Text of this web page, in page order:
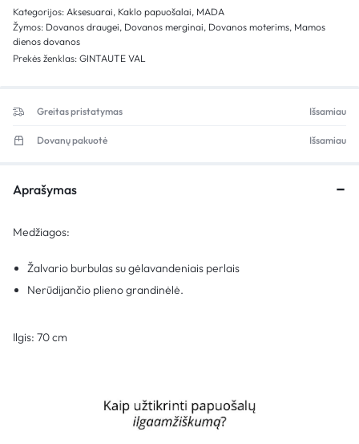
Kategorijos: Aksesuarai, Kaklo papuošalai, MADA
Žymos: Dovanos draugei, Dovanos merginai, Dovanos moterims, Mamos
dienos dovanos
Prekės ženklas: GINTAUTE VAL
Greitas pristatymas Išsamiau
Dovanų pakuotė Išsamiau
Aprašymas
Medžiagos:
Žalvario burbulas su gėlavandeniais perlais
Nerūdijančio plieno grandinėlė.
Ilgis: 70 cm